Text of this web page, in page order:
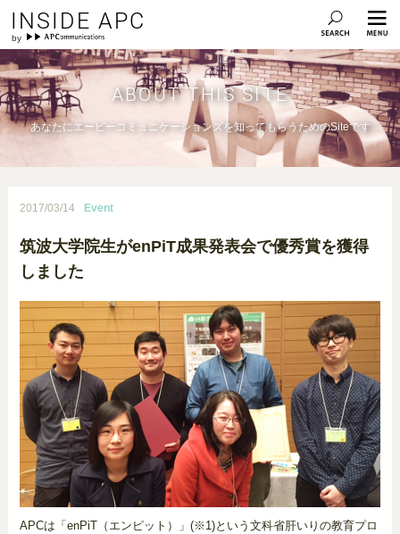
INSIDE APC
ABOUT THIS SITE
あなたにエーピーコミュニケーションズを知ってもらうためのSiteです
2017/03/14 Event
筑波大学院生がenPiT成果発表会で優秀賞を獲得
しました
APCは「enPiT（エンピット）」(※1)という文科省肝いりの教育プロ